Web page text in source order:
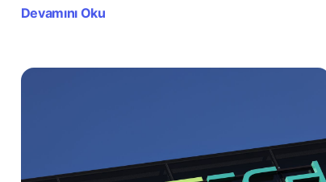
Devamını Oku